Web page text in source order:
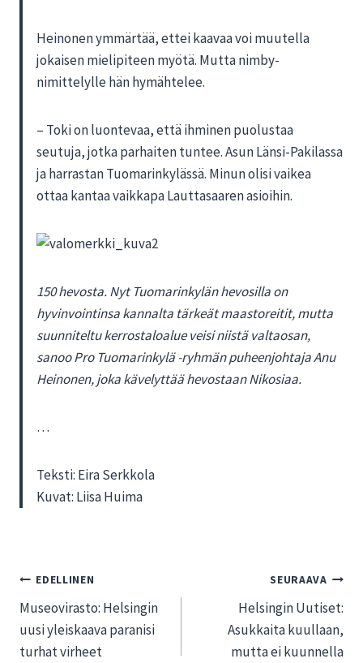
Heinonen ymmärtää, ettei kaavaa voi muutella
jokaisen mielipiteen myötä. Mutta nimby-
nimittelylle hän hymähtelee.
– Toki on luontevaa, että ihminen puolustaa
seutuja, jotka parhaiten tuntee. Asun Länsi-Pakilassa
ja harrastan Tuomarinkylässä. Minun olisi vaikea
ottaa kantaa vaikkapa Lauttasaaren asioihin.
150 hevosta. Nyt Tuomarinkylän hevosilla on
hyvinvointinsa kannalta tärkeät maastoreitit, mutta
suunniteltu kerrostaloalue veisi niistä valtaosan,
sanoo Pro Tuomarinkylä -ryhmän puheenjohtaja Anu
Heinonen, joka kävelyttää hevostaan Nikosiaa.
…
Teksti: Eira Serkkola
Kuvat: Liisa Huima
Artikkelien
selaus
EDELLINEN
Museovirasto: Helsingin
uusi yleiskaava paranisi
turhat virheet
SEURAAVA
Helsingin Uutiset:
Asukkaita kuullaan,
mutta ei kuunnella